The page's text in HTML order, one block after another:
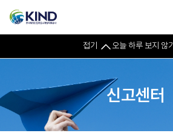
접기 오늘 하루 보지 않기
신고센터